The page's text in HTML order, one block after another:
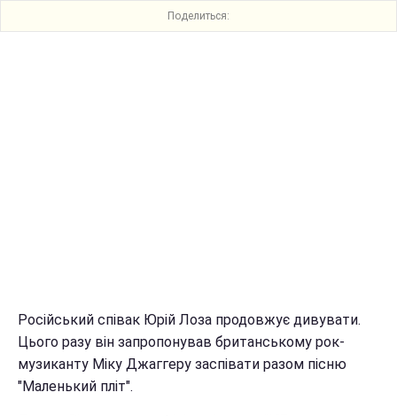
Поделиться:
Російський співак Юрій Лоза продовжує дивувати.
Цього разу він запропонував британському рок-
музиканту Міку Джаггеру заспівати разом пісню
"Маленький пліт".